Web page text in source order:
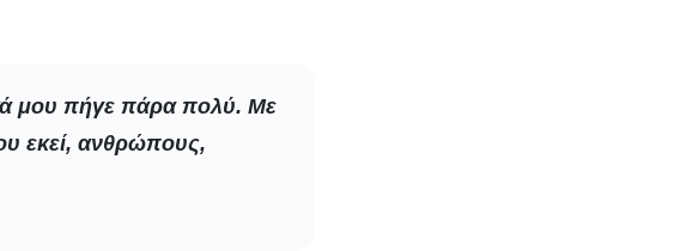
μου πήγε πάρα πολύ. Με
εκεί, ανθρώπους,